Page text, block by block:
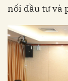
nối đầu tư và